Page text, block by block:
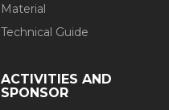
Material
Technical Guide
ACTIVITIES AND
SPONSOR